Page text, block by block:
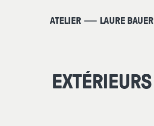
ATELIER LAURE BAUER
EXTÉRIEURS